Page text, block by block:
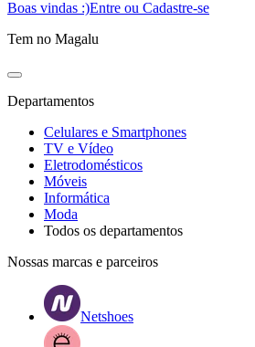
Boas vindas :)Entre ou Cadastre-se
Tem no Magalu
Departamentos
Celulares e Smartphones
TV e Vídeo
Eletrodomésticos
Móveis
Informática
Moda
Todos os departamentos
Nossas marcas e parceiros
Netshoes